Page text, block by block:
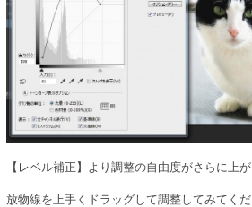
【レベル補正】より調整の自由度がさらに上が
放物線を上手くドラッグして調整してみてくだ